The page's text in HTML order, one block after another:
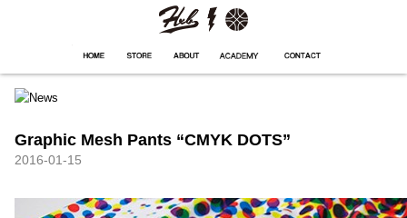
Graphic Mesh Pants “CMYK DOTS”
2016-01-15